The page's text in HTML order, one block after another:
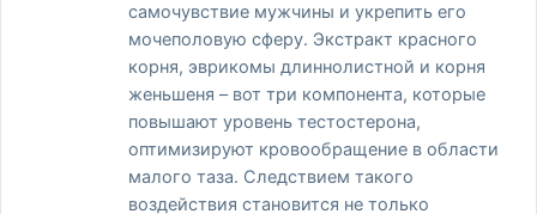
самочувствие мужчины и укрепить его
мочеполовую сферу. Экстракт красного
корня, эврикомы длиннолистной и корня
женьшеня – вот три компонента, которые
повышают уровень тестостерона,
оптимизируют кровообращение в области
малого таза. Следствием такого
воздействия становится не только